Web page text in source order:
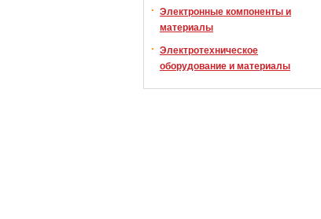
Электронные компоненты и
материалы
Электротехническое
оборудование и материалы